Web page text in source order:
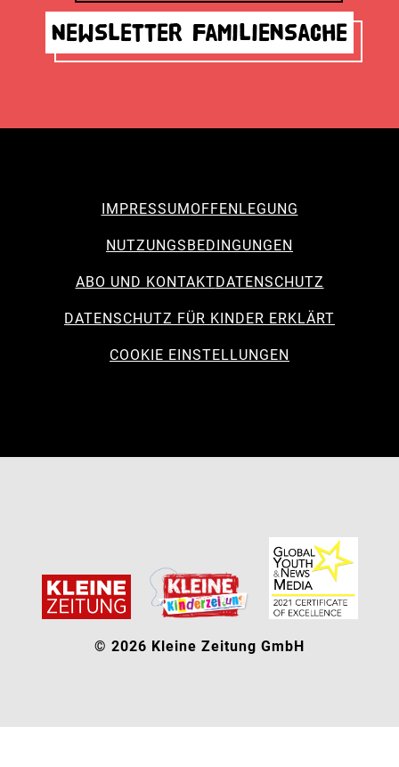
Newsletter Familiensache
IMPRESSUMOFFENLEGUNG
NUTZUNGSBEDINGUNGEN
ABO UND KONTAKTDATENSCHUTZ
DATENSCHUTZ FÜR KINDER ERKLÄRT
COOKIE EINSTELLUNGEN
© 2026 Kleine Zeitung GmbH